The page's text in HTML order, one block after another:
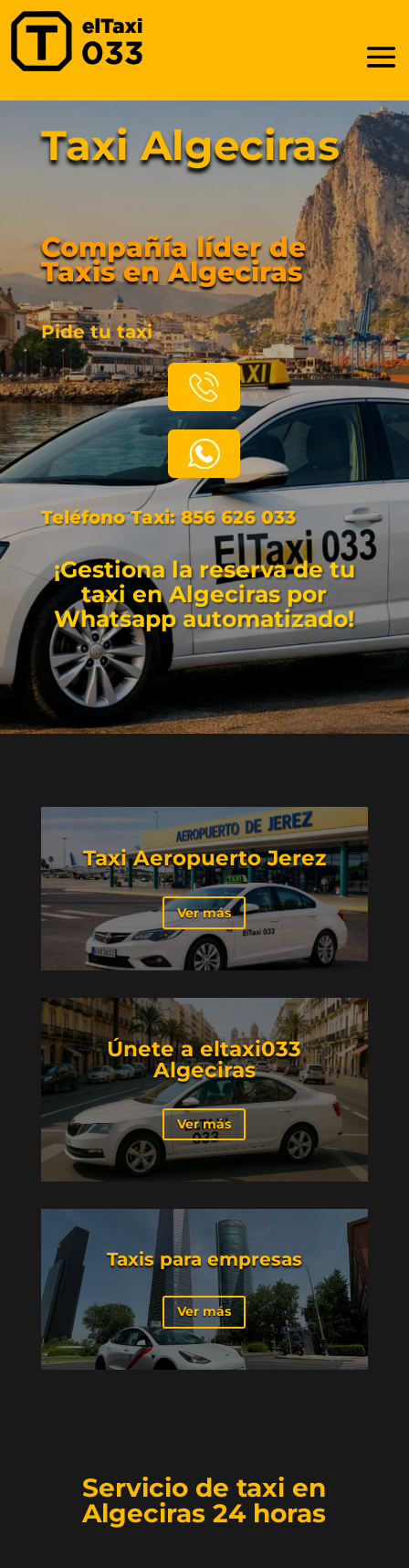
Taxi Algeciras
Compañía líder de
Taxis en Algeciras
Pide tu taxi
Teléfono Taxi: 856 626 033
¡Gestiona la reserva de tu
taxi en Algeciras por
Whatsapp automatizado!
Taxi Aeropuerto Jerez
Ver más
Únete a eltaxi033
Algeciras
Ver más
Taxis para empresas
Ver más
Servicio de taxi en
Algeciras 24 horas